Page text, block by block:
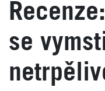
se